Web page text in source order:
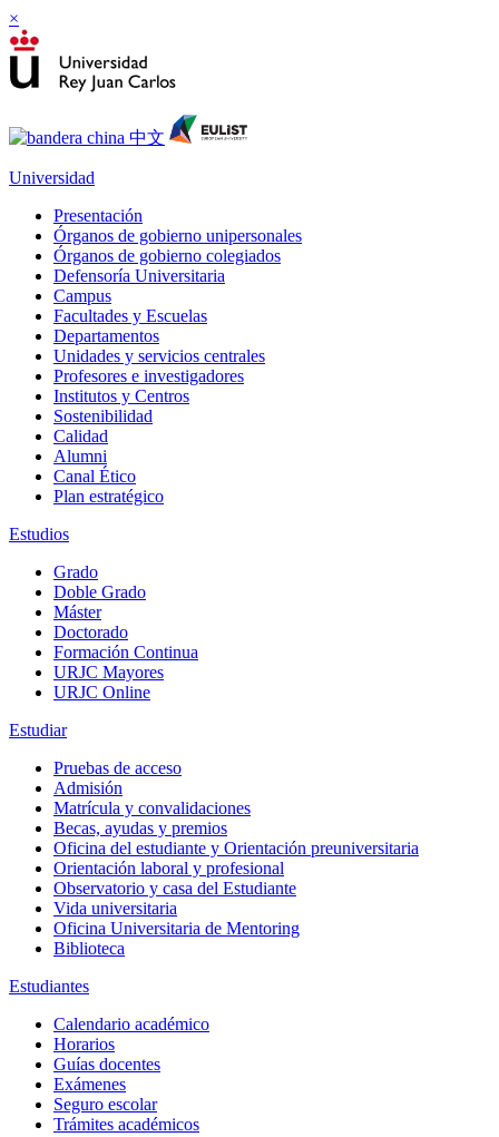
×
Universidad
Presentación
Órganos de gobierno unipersonales
Órganos de gobierno colegiados
Defensoría Universitaria
Campus
Facultades y Escuelas
Departamentos
Unidades y servicios centrales
Profesores e investigadores
Institutos y Centros
Sostenibilidad
Calidad
Alumni
Canal Ético
Plan estratégico
Estudios
Grado
Doble Grado
Máster
Doctorado
Formación Continua
URJC Mayores
URJC Online
Estudiar
Pruebas de acceso
Admisión
Matrícula y convalidaciones
Becas, ayudas y premios
Oficina del estudiante y Orientación preuniversitaria
Orientación laboral y profesional
Observatorio y casa del Estudiante
Vida universitaria
Oficina Universitaria de Mentoring
Biblioteca
Estudiantes
Calendario académico
Horarios
Guías docentes
Exámenes
Seguro escolar
Trámites académicos